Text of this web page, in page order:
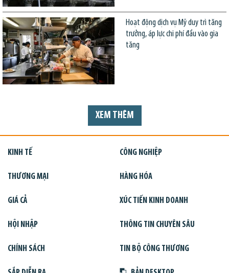
Hoạt động dịch vụ Mỹ duy trì tăng
trưởng, áp lực chi phí đầu vào gia
tăng
XEM THÊM
KINH TẾ CÔNG NGHIỆP
THƯƠNG MẠI HÀNG HÓA
GIÁ CẢ XÚC TIẾN KINH DOANH
HỘI NHẬP THÔNG TIN CHUYÊN SÂU
CHÍNH SÁCH TIN BỘ CÔNG THƯƠNG